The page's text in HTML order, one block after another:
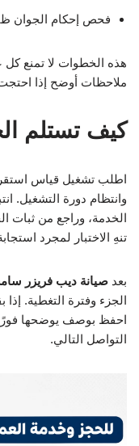
فحص إحكام الجوان
هذه الخطوات لا تمنع كل
ملاحظات أوضح إذا
كيف تستلم
اطلب تشغيل قياس
وانتظام دورة التشغيل.
الخدمة، وراجع من ثبات
تنهِ الاختبار لمجرد
بعد صيانة ديب فريزر
الجزء وفترة التغطية.
احفظ بوصف يوضحها فورًا
التواصل التالي.